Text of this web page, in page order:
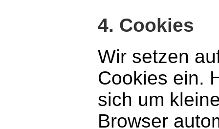
4. Cookies
Wir setzen
Cookies ein.
sich um
Browser